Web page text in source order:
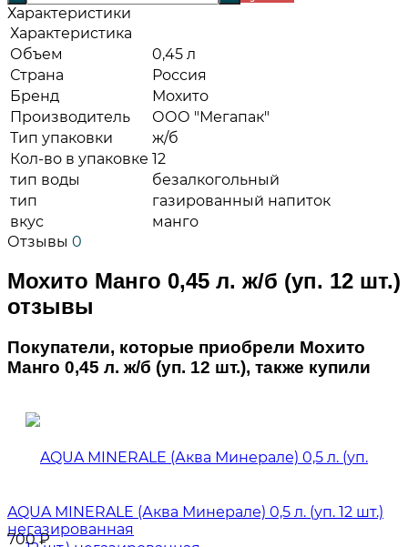
Характеристики
Характеристика
Объем
0,45 л
Страна
Россия
Бренд
Мохито
Производитель
ООО "Мегапак"
Тип упаковки
ж/б
Кол-во в упаковке 12
тип воды
безалкогольный
тип
газированный напиток
вкус
манго
Отзывы 0
Мохито Манго 0,45 л. ж/б (уп. 12 шт.)
отзывы
Покупатели, которые приобрели Мохито
Манго 0,45 л. ж/б (уп. 12 шт.), также купили
AQUA MINERALE (Аква Минерале) 0,5 л. (уп. 12 шт.)
негазированная
700₽